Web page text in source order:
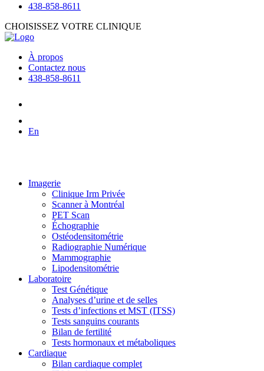
438-858-8611
CHOISISSEZ VOTRE CLINIQUE
À propos
Contactez nous
438-858-8611
En
Imagerie
Clinique Irm Privée
Scanner à Montréal
PET Scan
Échographie
Ostéodensitométrie
Radiographie Numérique
Mammographie
Lipodensitométrie
Laboratoire
Test Génétique
Analyses d’urine et de selles
Tests d’infections et MST (ITSS)
Tests sanguins courants
Bilan de fertilité
Tests hormonaux et métaboliques
Cardiaque
Bilan cardiaque complet